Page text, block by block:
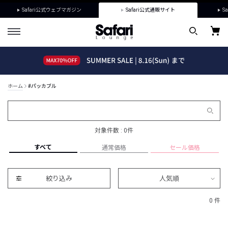
Safari公式ウェブマガジン Safari公式通販サイト
ホーム #パッカブル
対象件数 : 0件
すべて 通常価格 セール価格
絞り込み 人気順
0 件